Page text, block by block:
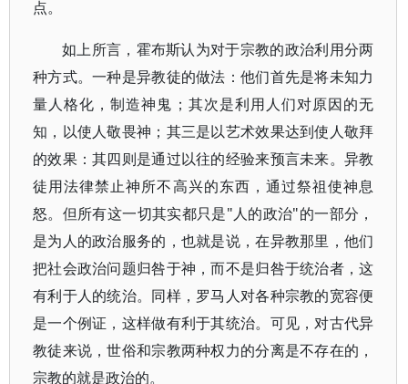
点。
如上所言，霍布斯认为对于宗教的政治利用分两
种方式。一种是异教徒的做法：他们首先是将未知力
量人格化，制造神鬼；其次是利用人们对原因的无
知，以使人敬畏神；其三是以艺术效果达到使人敬拜
的效果：其四则是通过以往的经验来预言未来。异教
徒用法律禁止神所不高兴的东西，通过祭祖使神息
怒。但所有这一切其实都只是"人的政治"的一部分，
是为人的政治服务的，也就是说，在异教那里，他们
把社会政治问题归咎于神，而不是归咎于统治者，这
有利于人的统治。同样，罗马人对各种宗教的宽容便
是一个例证，这样做有利于其统治。可见，对古代异
教徒来说，世俗和宗教两种权力的分离是不存在的，
宗教的就是政治的。